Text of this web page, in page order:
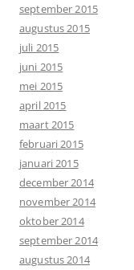
september 2015
augustus 2015
juli 2015
juni 2015
mei 2015
april 2015
maart 2015
februari 2015
januari 2015
december 2014
november 2014
oktober 2014
september 2014
augustus 2014